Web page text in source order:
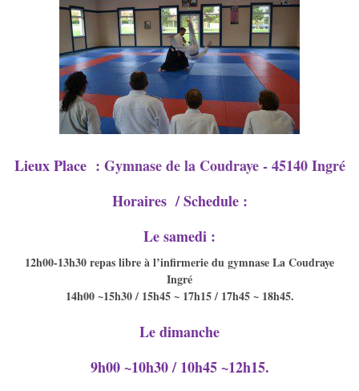
Lieux Place : Gymnase de la Coudraye - 45140 Ingré
Horaires / Schedule :
Le samedi :
12h00-13h30 repas libre à l’infirmerie du gymnase La Coudraye
Ingré
14h00 ~15h30 / 15h45 ~ 17h15 / 17h45 ~ 18h45.
Le dimanche
9h00 ~10h30 / 10h45 ~12h15.